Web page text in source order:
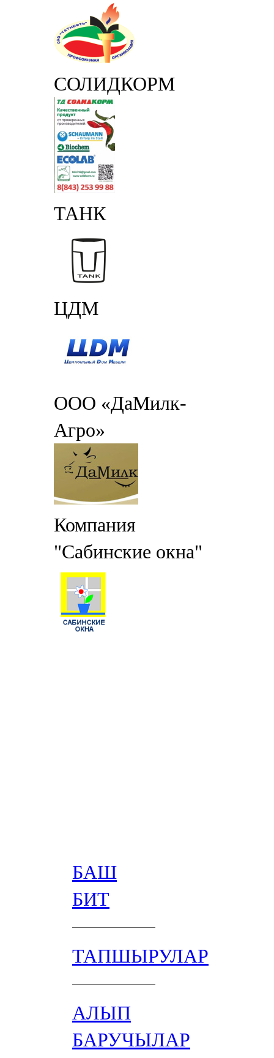
СОЛИДКОРМ
ТАНК
ЦДМ
ООО «ДаМилк-
Агро»
Компания
"Сабинские окна"
БАШ
БИТ
ТАПШЫРУЛАР
АЛЫП
БАРУЧЫЛАР